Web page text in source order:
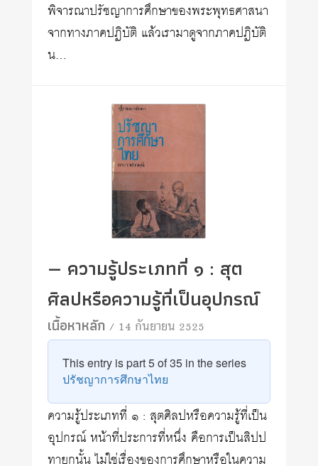
พิจารณาปรัชญาการศึกษาของพระพุทธศาสนา
จากทางภาคปฏิบัติ แล้วเรามาดูจากภาคปฏิบัติ
น…
— ความรู้ประเภทที่ ๑ : สุต
ศิลปหรือความรู้ที่เป็นอุปกรณ์
เนื้อหาหลัก/ 14 กันยายน 2525
This entry is part 5 of 35 in the series
ปรัชญาการศึกษาไทย
ความรู้ประเภทที่ ๑ : สุตศิลปหรือความรู้ที่เป็น
อุปกรณ์ หน้าที่ประการที่หนึ่ง คือการเป็นสิปป
ทายกนั้น ไม่ใช่เรื่องของการศึกษาหรือในความ